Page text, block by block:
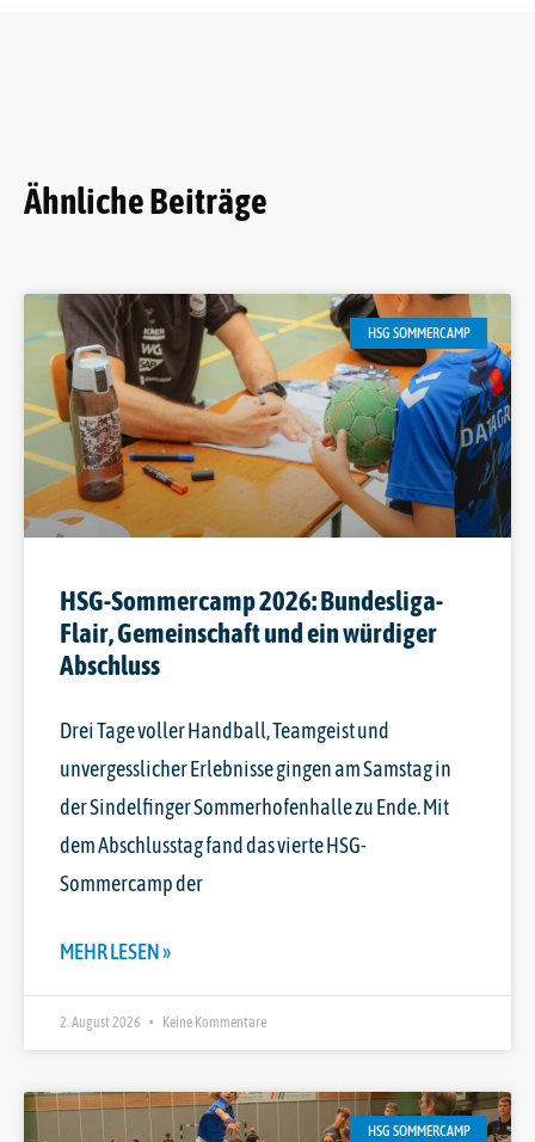
Ähnliche Beiträge
HSG SOMMERCAMP
HSG-Sommercamp 2026: Bundesliga-
Flair, Gemeinschaft und ein würdiger
Abschluss
Drei Tage voller Handball, Teamgeist und
unvergesslicher Erlebnisse gingen am Samstag in
der Sindelfinger Sommerhofenhalle zu Ende. Mit
dem Abschlusstag fand das vierte HSG-
Sommercamp der
MEHR LESEN »
2. August 2026 Keine Kommentare
HSG SOMMERCAMP